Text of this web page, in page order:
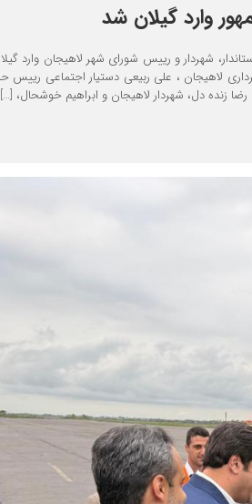
وارد گیلان شد
شهردار و رییس شورای شهر لاهیجان وارد
لاهیجان ، علی ربیعی دستیار اجتماعی رییس
زنده دل، شهردار لاهیجان و ابراهیم خوشحال، […]